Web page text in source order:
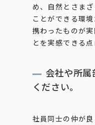
め、自然とさま
ことができる環境
携わったものが
とを実感できる
会社や所属
ください。
社員同士の仲が良